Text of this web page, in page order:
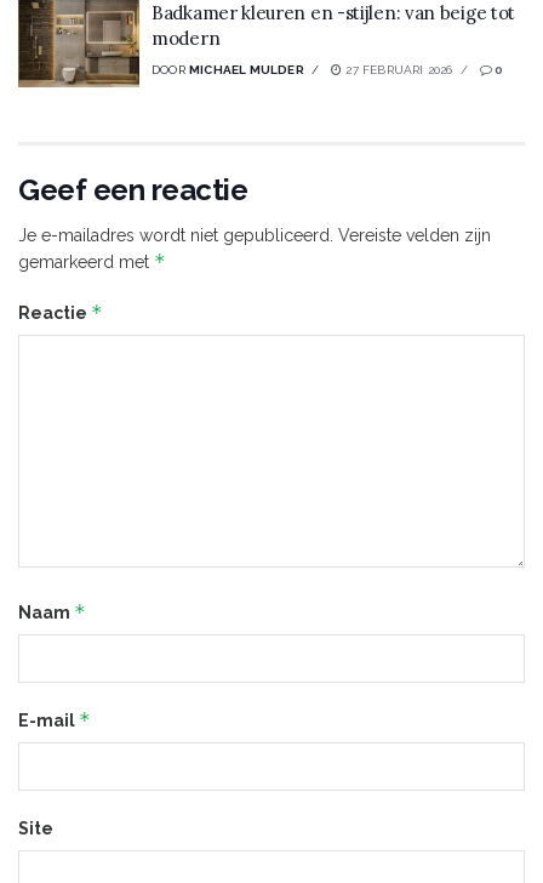
Badkamer kleuren en -stijlen: van beige tot
modern
DOOR MICHAEL MULDER 27 FEBRUARI 2026 0
Geef een reactie
Je e-mailadres wordt niet gepubliceerd. Vereiste velden zijn
gemarkeerd met *
Reactie *
Naam *
E-mail *
Site